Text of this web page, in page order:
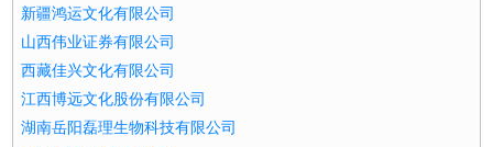
新疆鸿运文化有限公司
山西伟业证券有限公司
西藏佳兴文化有限公司
江西博远文化股份有限公司
湖南岳阳磊理生物科技有限公司